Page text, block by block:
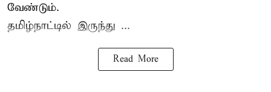
வேண்டும்.
தமிழ்நாட்டில் இருந்து ...
Read More